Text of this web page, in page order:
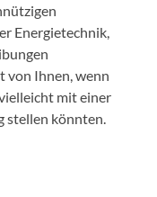
Energietechnik,
von Ihnen, wenn
mit einer
stellen könnten.